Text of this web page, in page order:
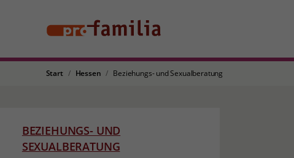
Start Hessen Beziehungs- und Sexualberatung
BEZIEHUNGS- UND
SEXUALBERATUNG